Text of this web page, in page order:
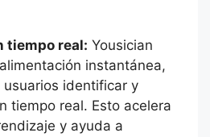
tiempo real: Yousician
instantánea,
identificar y
tiempo real. Esto acelera
y ayuda a